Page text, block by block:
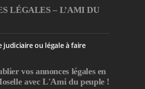
LÉGALES – L’AMI DU
judiciaire ou légale à faire
vos annonces légales en
avec L'Ami du peuple !